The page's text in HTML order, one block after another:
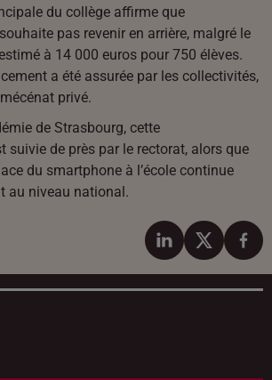
du collège affirme que
pas revenir en arrière, malgré le
à 14 000 euros pour 750 élèves.
a été assurée par les collectivités,
privé.
de Strasbourg, cette
suivie de près par le rectorat, alors que
du smartphone à l’école continue
au niveau national.